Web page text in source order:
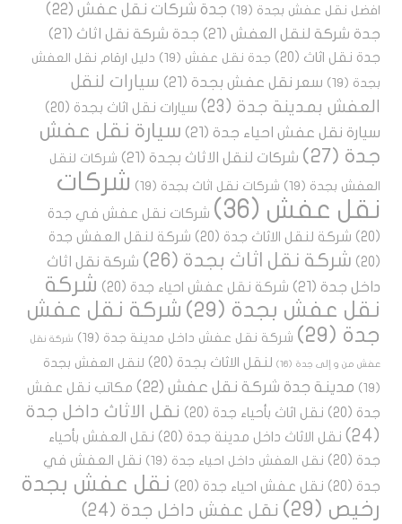
افضل نقل عفش بجدة (19) جدة شركات نقل عفش (22)
جدة شركة لنقل العفش (21) جدة شركة نقل اثاث (21)
جدة نقل اثاث (20) جدة نقل عفش (19)
دليل ارقام نقل العفش
بجدة (19) سعر نقل عفش بجدة (21)
سيارات لنقل
العفش بمدينة جدة (23) سيارات نقل اثاث بجدة (20)
سيارة نقل عفش احياء جدة (21)
سيارة نقل عفش
جدة (27) شركات لنقل الاثاث بجدة (21) شركات لنقل
العفش بجدة (19) شركات نقل اثاث بجدة (19)
شركات
نقل عفش (36)
شركات نقل عفش في جدة
(20)
شركة لنقل الاثاث جدة (20)
شركة لنقل العفش جدة
(20)
شركة نقل اثاث بجدة (26)
شركة نقل اثاث
داخل جدة (21) شركة نقل عفش احياء جدة (20)
شركة
نقل عفش بجدة (29)
شركة نقل عفش
جدة (29) شركة نقل عفش داخل مدينة جدة (19) شركة نقل
عفش من و إلى جدة (16) لنقل الاثاث بجدة (20)
لنقل العفش بجدة
(19)
مدينة جدة شركة نقل عفش (22)
مكاتب نقل عفش
جدة (20) نقل اثاث بأحياء جدة (20)
نقل الاثاث داخل جدة
(24)
نقل الاثاث داخل مدينة جدة (20)
نقل العفش بأحياء
جدة (20) نقل العفش داخل احياء جدة (19)
نقل العفش في
جدة (20) نقل عفش احياء جدة (20)
نقل عفش بجدة
رخيص (29) نقل عفش داخل جدة (24)